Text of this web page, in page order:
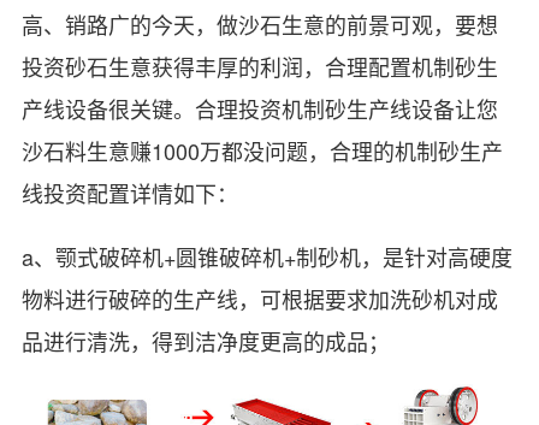
高、销路广的今天，做沙石生意的前景可观，要想
投资砂石生意获得丰厚的利润，合理配置机制砂生
产线设备很关键。合理投资机制砂生产线设备让您
沙石料生意赚1000万都没问题，合理的机制砂生产
线投资配置详情如下：
a、颚式破碎机+圆锥破碎机+制砂机，是针对高硬度
物料进行破碎的生产线，可根据要求加洗砂机对成
品进行清洗，得到洁净度更高的成品；